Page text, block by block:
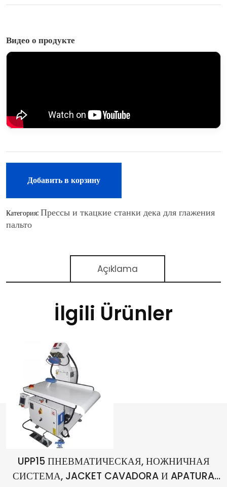
Видео о продукте
Добавить в корзину
Категория: Прессы и ткацкие станки дека для глажения
пальто
Açıklama
İlgili Ürünler
UPP15 ПНЕВМАТИЧЕСКАЯ, НОЖНИЧНАЯ
СИСТЕМА, JACKET CAVADORA И APATURA